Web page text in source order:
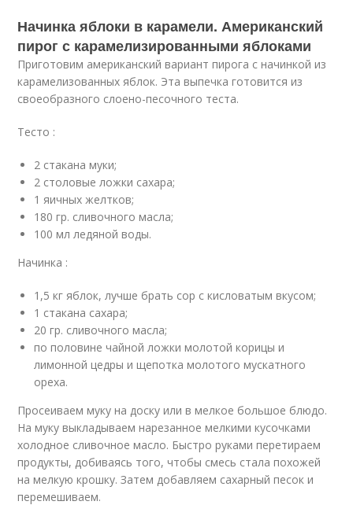
Начинка яблоки в карамели. Американский
пирог с карамелизированными яблоками
Приготовим американский вариант пирога с начинкой из
карамелизованных яблок. Эта выпечка готовится из
своеобразного слоено-песочного теста.
Тесто :
2 стакана муки;
2 столовые ложки сахара;
1 яичных желтков;
180 гр. сливочного масла;
100 мл ледяной воды.
Начинка :
1,5 кг яблок, лучше брать сор с кисловатым вкусом;
1 стакана сахара;
20 гр. сливочного масла;
по половине чайной ложки молотой корицы и
лимонной цедры и щепотка молотого мускатного
ореха.
Просеиваем муку на доску или в мелкое большое блюдо.
На муку выкладываем нарезанное мелкими кусочками
холодное сливочное масло. Быстро руками перетираем
продукты, добиваясь того, чтобы смесь стала похожей
на мелкую крошку. Затем добавляем сахарный песок и
перемешиваем.